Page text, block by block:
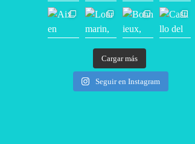
Cargar más
Seguir en Instagram